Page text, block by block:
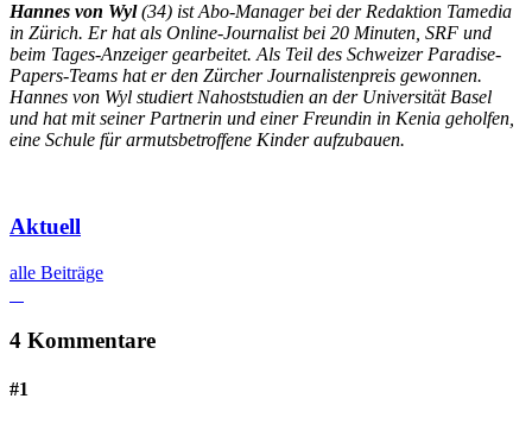
Hannes von Wyl(34) ist Abo-Manager bei der Redaktion Tamedia
in Zürich. Er hat als Online-Journalist bei 20 Minuten, SRF und
beim Tages-Anzeiger gearbeitet. Als Teil des Schweizer Paradise-
Papers-Teams hat er den Zürcher Journalistenpreis gewonnen.
Hannes von Wyl studiert Nahoststudien an der Universität Basel
und hat mit seiner Partnerin und einer Freundin in Kenia geholfen,
eine Schule für armutsbetroffene Kinder aufzubauen.
Aktuell
alle Beiträge
4 Kommentare
#1